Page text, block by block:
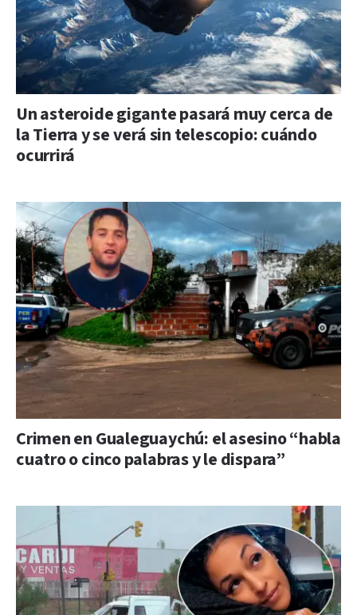
Un asteroide gigante pasará muy cerca de
la Tierra y se verá sin telescopio: cuándo
ocurrirá
Crimen en Gualeguaychú: el asesino “habla
cuatro o cinco palabras y le dispara”